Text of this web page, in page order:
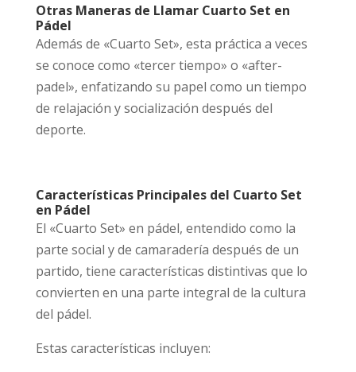
Otras Maneras de Llamar Cuarto Set en
Pádel
Además de «Cuarto Set», esta práctica a veces
se conoce como «tercer tiempo» o «after-
padel», enfatizando su papel como un tiempo
de relajación y socialización después del
deporte.
Características Principales del Cuarto Set
en Pádel
El «Cuarto Set» en pádel, entendido como la
parte social y de camaradería después de un
partido, tiene características distintivas que lo
convierten en una parte integral de la cultura
del pádel.
Estas características incluyen: